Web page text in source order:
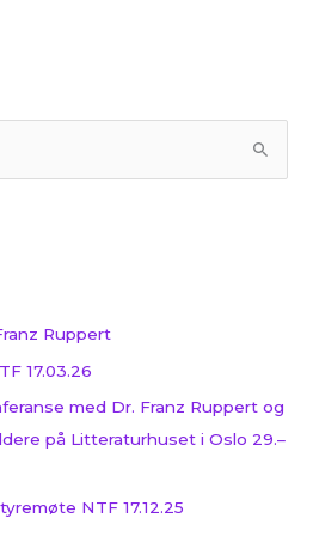
Ruppert
17.03.26
med Dr. Franz Ruppert og
på Litteraturhuset i Oslo 29.–
NTF 17.12.25